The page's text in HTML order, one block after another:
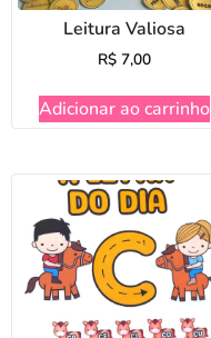
Leitura Valiosa
R$ 7,00
Adicionar ao carrinho